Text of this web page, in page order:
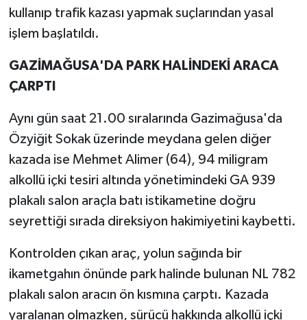
kullanıp trafik kazası yapmak suçlarından yasal
işlem başlatıldı.
GAZİMAĞUSA'DA PARK HALİNDEKİ ARACA
ÇARPTI
Aynı gün saat 21.00 sıralarında Gazimağusa'da
Özyiğit Sokak üzerinde meydana gelen diğer
kazada ise Mehmet Alimer (64), 94 miligram
alkollü içki tesiri altında yönetimindeki GA 939
plakalı salon araçla batı istikametine doğru
seyrettiği sırada direksiyon hakimiyetini kaybetti.
Kontrolden çıkan araç, yolun sağında bir
ikametgahın önünde park halinde bulunan NL 782
plakalı salon aracın ön kısmına çarptı. Kazada
yaralanan olmazken, sürücü hakkında alkollü içki